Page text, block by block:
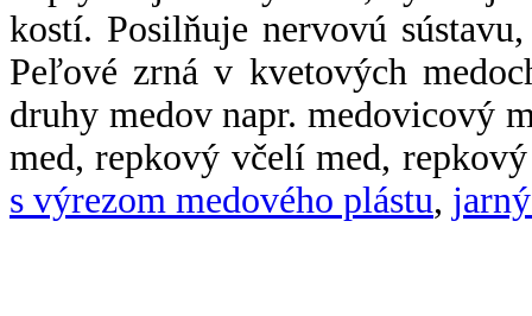
kostí. Posilňuje nervovú
Peľové zrná v kvetových
druhy medov napr. medovicový
med, repkový včelí med,
s výrezom medového plástu,